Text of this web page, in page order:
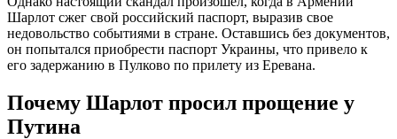
Шарлот сжег свой российский паспорт, выразив свое
недовольство событиями в стране. Оставшись без документов,
он попытался приобрести паспорт Украины, что привело к
его задержанию в Пулково по прилету из Еревана.
Почему Шарлот просил прощение у
Путина